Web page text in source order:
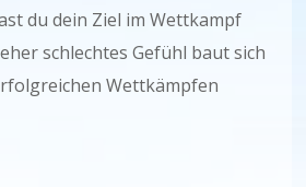
du dein Ziel im Wettkampf
schlechtes Gefühl baut sich
Wettkämpfen